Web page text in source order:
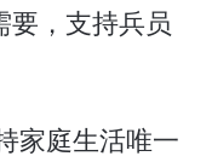
要，支持兵员
家庭生活唯一